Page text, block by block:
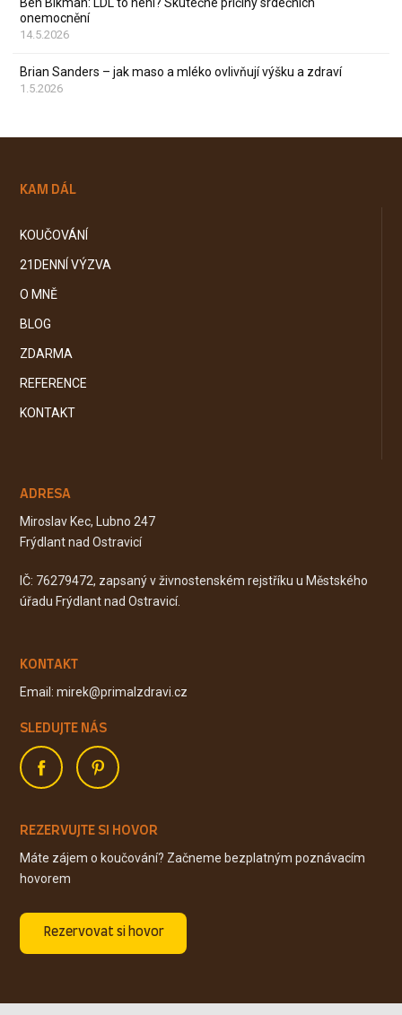
onemocnění
14.5.2026
Brian Sanders – jak maso a mléko ovlivňují výšku a zdraví
1.5.2026
KAM DÁL
KOUČOVÁNÍ
21DENNÍ VÝZVA
O MNĚ
BLOG
ZDARMA
REFERENCE
KONTAKT
ADRESA
Miroslav Kec, Lubno 247
Frýdlant nad Ostravicí
IČ: 76279472, zapsaný v živnostenském rejstříku u Městského
úřadu Frýdlant nad Ostravicí.
KONTAKT
Email: mirek@primalzdravi.cz
SLEDUJTE NÁS
REZERVUJTE SI HOVOR
Máte zájem o koučování? Začneme bezplatným poznávacím
hovorem
Rezervovat si hovor